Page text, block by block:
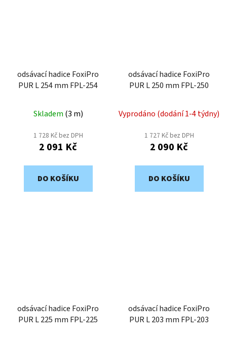
odsávací hadice FoxiPro
PUR L 254 mm FPL-254
Skladem (3 m)
1 728 Kč bez DPH
2 091 Kč
DO KOŠÍKU
odsávací hadice FoxiPro
PUR L 250 mm FPL-250
Vyprodáno (dodání 1-4 týdny)
1 727 Kč bez DPH
2 090 Kč
DO KOŠÍKU
odsávací hadice FoxiPro
PUR L 225 mm FPL-225
odsávací hadice FoxiPro
PUR L 203 mm FPL-203